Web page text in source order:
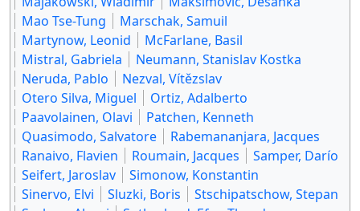
Mao Tse-Tung
Marschak, Samuil
Martynow, Leonid
McFarlane, Basil
Mistral, Gabriela
Neumann, Stanislav Kostka
Neruda, Pablo
Nezval, Vítězslav
Otero Silva, Miguel
Ortiz, Adalberto
Paavolainen, Olavi
Patchen, Kenneth
Quasimodo, Salvatore
Rabemananjara, Jacques
Ranaivo, Flavien
Roumain, Jacques
Samper, Darío
Seifert, Jaroslav
Simonow, Konstantin
Sinervo, Elvi
Sluzki, Boris
Stschipatschow, Stepan